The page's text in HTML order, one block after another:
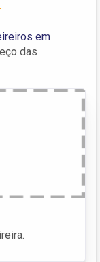
em
das